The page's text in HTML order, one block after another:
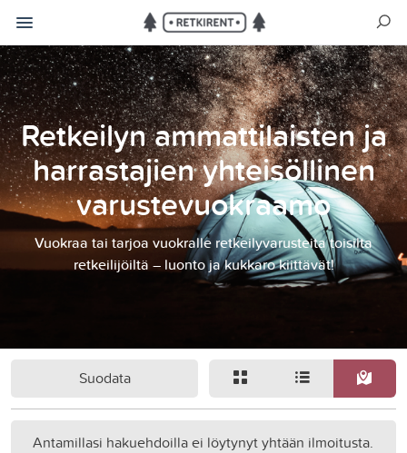
Retkeilyn ammattilaisten ja
harrastajien yhteisöllinen
varustevuokraamo
Vuokraa tai tarjoa vuokralle retkeilyvarusteita toisilta
retkeilijöiltä – luonto ja kukkaro kiittävät!
Suodata
Antamillasi hakuehdoilla ei löytynyt yhtään ilmoitusta.